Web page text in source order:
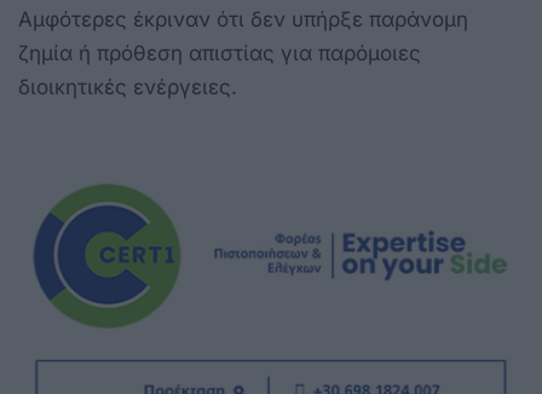
Αμφότερες έκριναν ότι δεν υπήρξε παράνομη
ζημία ή πρόθεση απιστίας για παρόμοιες
διοικητικές ενέργειες.